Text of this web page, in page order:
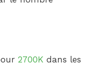
2700K dans les